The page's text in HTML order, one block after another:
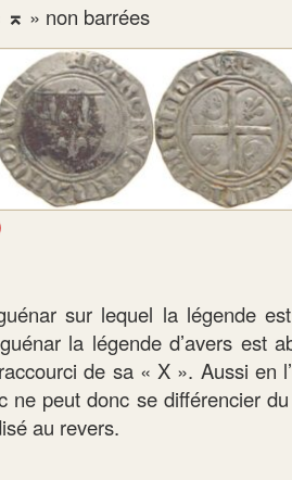
⌅ » non barrées
sur lequel la légende
la légende d’avers est
de sa « X ». Aussi en
ne peut donc se différencier
au revers.